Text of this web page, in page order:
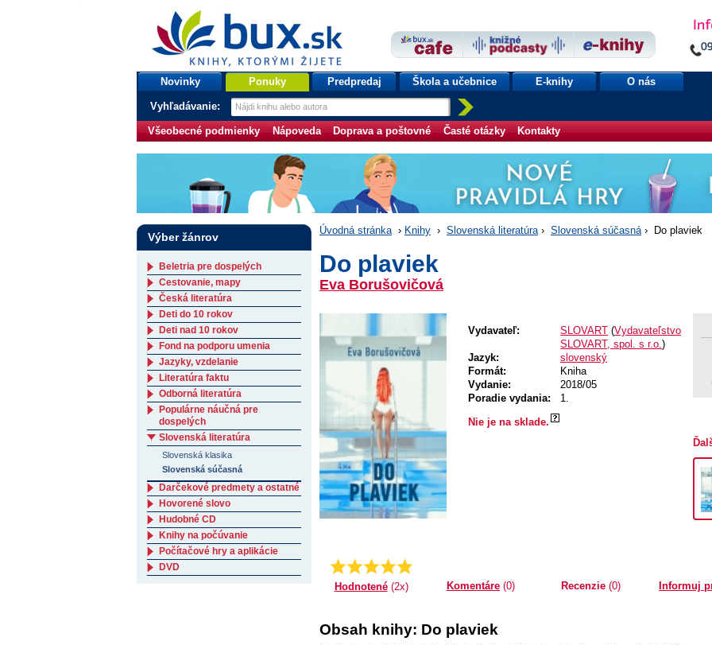
bux.sk
knihy, ktorými žijete
Úvodná stránka
Novinky Ponuky Predpredaj Škola a učebnice E-knihy O nás
Vyhľadávanie:
Všeobecné podmienky Nápoveda Doprava a poštovné Časté otázky Kontakty
Úvodná stránka › Knihy › Slovenská literatúra› Slovenská súčasná› Do plaviek
Do plaviek
Eva Borušovičová
Vydavateľ: SLOVART (Vydavateľstvo
SLOVART, spol. s r.o.)
Jazyk:
slovenský
Formát:
Kniha
Vydanie:
2018/05
Poradie vydania:
1.
Nie je na sklade.
Priemer:
5.0
Hodnotené(2x) Komentáre (0) Recenzie(0) Informuj
Obsah knihy: Do plaviek
Výber žánrov
Beletria pre dospelých
Cestovanie, mapy
Česká literatúra
Deti do 10 rokov
Deti nad 10 rokov
Fond na podporu umenia
Jazyky, vzdelanie
Literatúra faktu
Odborná literatúra
Populárne náučná pre
dospelých
Slovenská literatúra
Slovenská klasika
Slovenská súčasná
Darčekové predmety a ostatné
Hovorené slovo
Hudobné CD
Knihy na počúvanie
Počítačové hry a aplikácie
DVD